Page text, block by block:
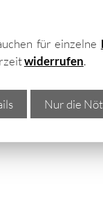
in
der
sollte auf
für einzelne
widerrufen.
Nur die